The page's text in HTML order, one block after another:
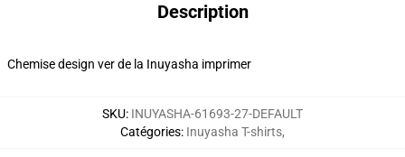
Description
Chemise design ver de la Inuyasha imprimer
SKU: INUYASHA-61693-27-DEFAULT
Catégories: Inuyasha T-shirts,